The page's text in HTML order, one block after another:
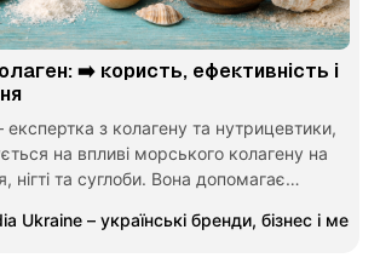
➡️ користь, ефективність і
з колагену та нутрицевтики,
на впливі морського колагену на
нігті та суглоби. Вона допомагає
дії колагену та розвінчує популярні
Ukraine – українські бренди, бізнес і